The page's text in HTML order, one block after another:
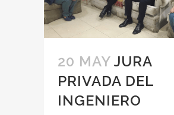
20 MAY JURA
PRIVADA DEL
INGENIERO